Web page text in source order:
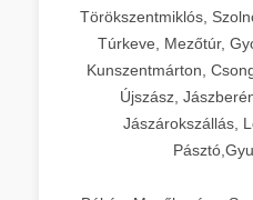
Törökszentmiklós,
Túrkeve, Mezőtúr,
Kunszentmárton,
Újszász,
Jászárokszállás,